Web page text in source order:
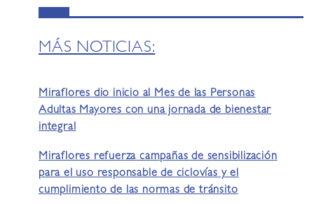
MÁS NOTICIAS:
Miraflores dio inicio al Mes de las Personas
Adultas Mayores con una jornada de bienestar
integral
Miraflores refuerza campañas de sensibilización
para el uso responsable de ciclovías y el
cumplimiento de las normas de tránsito